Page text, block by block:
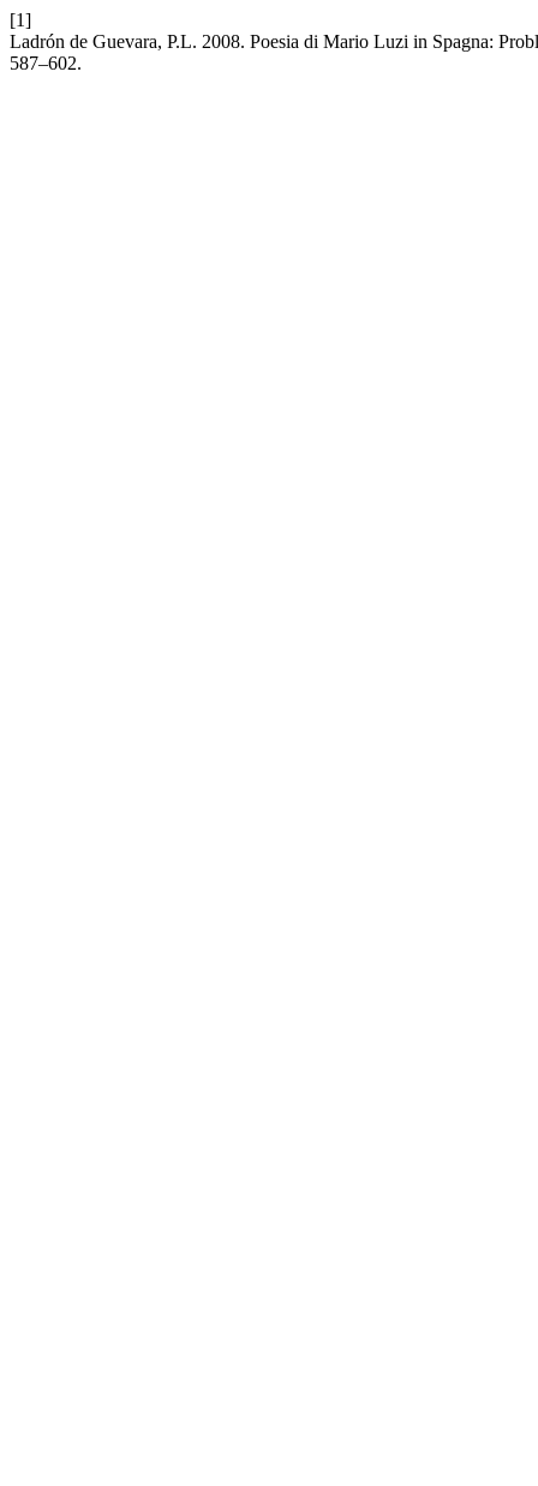
[1]
Ladrón de Guevara, P.L. 2008. Poesia di Mario Luzi in Spagna:
587–602.